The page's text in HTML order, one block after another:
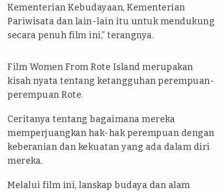
Kementerian Kebudayaan, Kementerian
Pariwisata dan lain-lain itu untuk mendukung
secara penuh film ini,” terangnya.
Film Women From Rote Island merupakan
kisah nyata tentang ketangguhan perempuan-
perempuan Rote.
Ceritanya tentang bagaimana mereka
memperjuangkan hak-hak perempuan dengan
keberanian dan kekuatan yang ada dalam diri
mereka.
Melalui film ini, lanskap budaya dan alam